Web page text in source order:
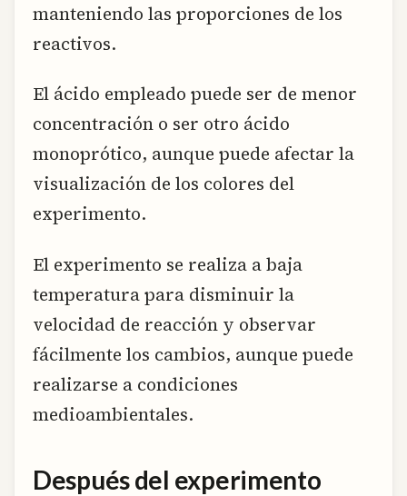
manteniendo las proporciones de los
reactivos.
El ácido empleado puede ser de menor
concentración o ser otro ácido
monoprótico, aunque puede afectar la
visualización de los colores del
experimento.
El experimento se realiza a baja
temperatura para disminuir la
velocidad de reacción y observar
fácilmente los cambios, aunque puede
realizarse a condiciones
medioambientales.
Después del experimento